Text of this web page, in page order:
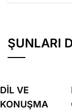
ŞUNLARI
DİL VE
KONUŞMA